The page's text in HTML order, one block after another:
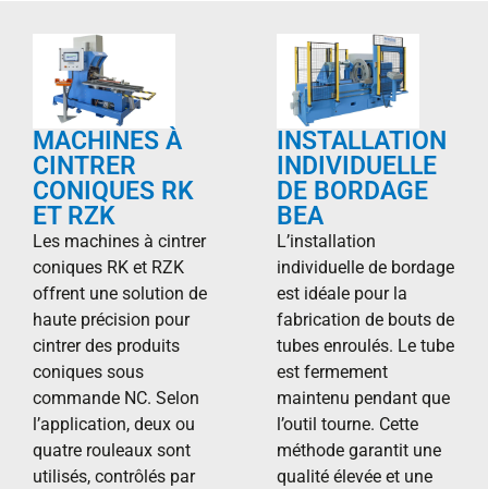
MACHINES À
CINTRER
CONIQUES RK
ET RZK
Les machines à cintrer
coniques RK et RZK
offrent une solution de
haute précision pour
cintrer des produits
coniques sous
commande NC. Selon
l’application, deux ou
quatre rouleaux sont
utilisés, contrôlés par
INSTALLATION
INDIVIDUELLE
DE BORDAGE
BEA
L’installation
individuelle de bordage
est idéale pour la
fabrication de bouts de
tubes enroulés. Le tube
est fermement
maintenu pendant que
l’outil tourne. Cette
méthode garantit une
qualité élevée et une